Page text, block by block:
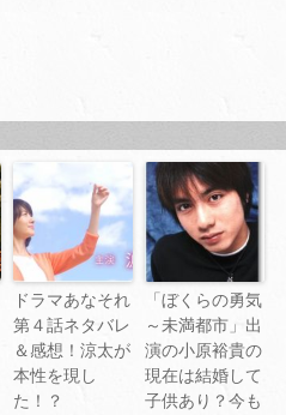
ドラマあなそれ
第４話ネタバレ
＆感想！涼太が
本性を現し
た！？
「ぼくらの勇気
～未満都市」出
演の小原裕貴の
現在は結婚して
子供あり？今も